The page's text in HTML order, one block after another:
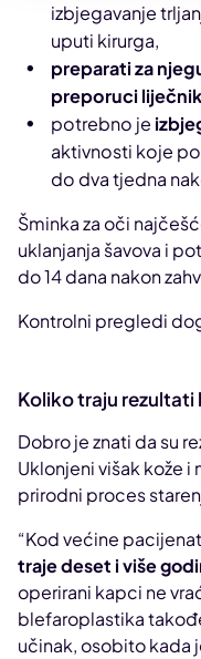
izbjegavanje
uputi kirurga,
preparati za
preporuci
potrebno je
aktivnosti koje
do dva tjedna
Šminka za oči
uklanjanja šavova i
do 14 dana nakon
Kontrolni pregledi
Koliko traju
Dobro je znati da su
Uklonjeni višak kože i
prirodni proces
“Kod većine
traje deset i više
operirani kapci ne
blefaroplastika
učinak, osobito kada